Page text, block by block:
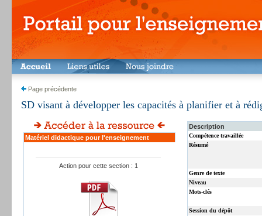
Page précédente
SD visant à développer les capacités à planifier et à
Matériel didactique pour l'enseignement
Action pour cette section : 1
Description
Compétence travaillée
Résumé
Genre de texte
Niveau
Mots-clés
Session du dépôt